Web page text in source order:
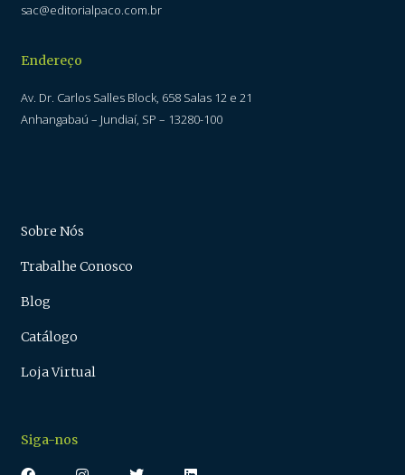
sac@editorialpaco.com.br
Endereço
Av. Dr. Carlos Salles Block, 658 Salas 12 e 21
Anhangabaú – Jundiaí, SP – 13280-100
Sobre Nós
Trabalhe Conosco
Blog
Catálogo
Loja Virtual
Siga-nos